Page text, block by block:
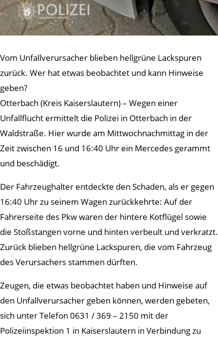
Vom Unfallverursacher blieben hellgrüne Lackspuren
zurück. Wer hat etwas beobachtet und kann Hinweise
geben?
Otterbach (Kreis Kaiserslautern) – Wegen einer
Unfallflucht ermittelt die Polizei in Otterbach in der
Waldstraße. Hier wurde am Mittwochnachmittag in der
Zeit zwischen 16 und 16:40 Uhr ein Mercedes gerammt
und beschädigt.
Der Fahrzeughalter entdeckte den Schaden, als er gegen
16:40 Uhr zu seinem Wagen zurückkehrte: Auf der
Fahrerseite des Pkw waren der hintere Kotflügel sowie
die Stoßstangen vorne und hinten verbeult und verkratzt.
Zurück blieben hellgrüne Lackspuren, die vom Fahrzeug
des Verursachers stammen dürften.
Zeugen, die etwas beobachtet haben und Hinweise auf
den Unfallverursacher geben können, werden gebeten,
sich unter Telefon 0631 / 369 – 2150 mit der
Polizeiinspektion 1 in Kaiserslautern in Verbindung zu